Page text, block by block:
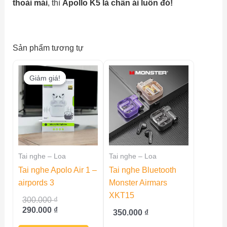
thoải mái, thì Apollo K5 là chân ái luôn đó!
Sản phẩm tương tự
Giảm giá!
Giảm giá!
Tai nghe – Loa
Tai nghe Apolo Air 1 –
airpords 3
300.000₫Giá
gốc
290.000 ₫Giá
Tai nghe – Loa
Tai nghe Bluetooth
Monster Airmars
XKT15
350.000 ₫